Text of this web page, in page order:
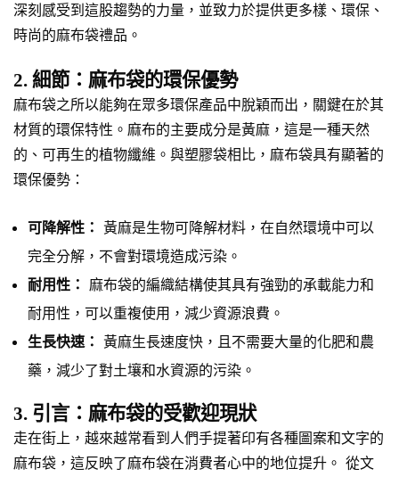
深刻感受到這股趨勢的力量，並致力於提供更多樣、環保、
時尚的麻布袋禮品。
2. 細節：麻布袋的環保優勢
麻布袋之所以能夠在眾多環保產品中脫穎而出，關鍵在於其
材質的環保特性。麻布的主要成分是黃麻，這是一種天然
的、可再生的植物纖維。與塑膠袋相比，麻布袋具有顯著的
環保優勢：
可降解性： 黃麻是生物可降解材料，在自然環境中可以
完全分解，不會對環境造成污染。
耐用性： 麻布袋的編織結構使其具有強勁的承載能力和
耐用性，可以重複使用，減少資源浪費。
生長快速： 黃麻生長速度快，且不需要大量的化肥和農
藥，減少了對土壤和水資源的污染。
3. 引言：麻布袋的受歡迎現狀
走在街上，越來越常看到人們手提著印有各種圖案和文字的
麻布袋，這反映了麻布袋在消費者心中的地位提升。 從文